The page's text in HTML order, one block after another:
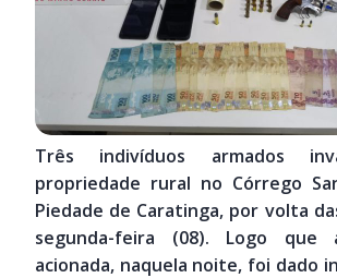
Três indivíduos armados
propriedade rural no Córrego
Piedade de Caratinga, por volta
segunda-feira (08). Logo
acionada, naquela noite, foi dado